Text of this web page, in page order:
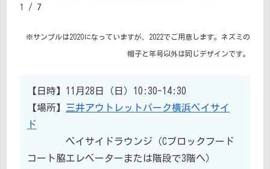
1 / 7
※サンプルは2020になっていますが、2022でご用意します。ネズミの
帽子と年号以外は同じデザインです。
【日時】11月28日（日）10:30-14:30
【場所】 三井アウトレットパーク横浜ベイサイ
ド
ベイサイドラウンジ（Cブロックフード
コート脇エレベーターまたは階段で3階へ）